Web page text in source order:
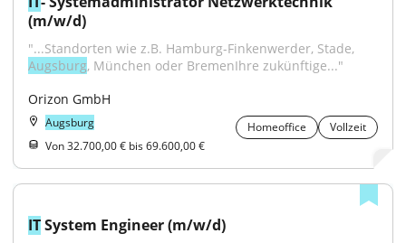
(m/w/d)
Augsburg, München oder BremenIhre zukünftige..."
Orizon GmbH
Augsburg Homeoffice
Vollzeit
Von 32.700,00 € bis 69.600,00 €
IT System Engineer (m/w/d)